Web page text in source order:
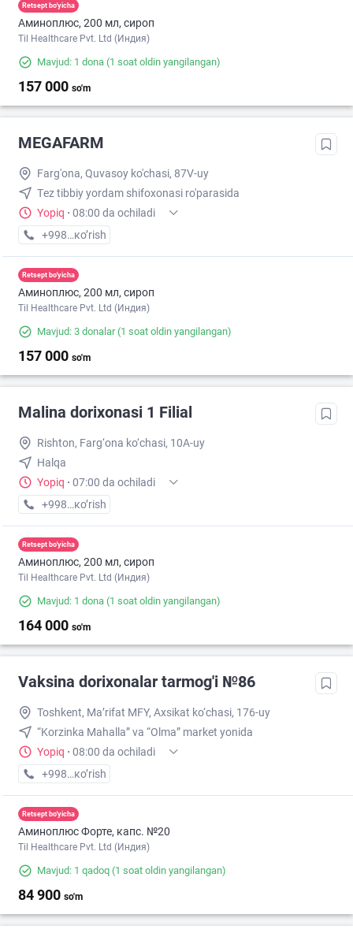
Retsept bo'yicha
Аминоплюс, 200 мл, сироп
Til Healthcare Pvt. Ltd (Индия)
Mavjud: 1 dona (1 soat oldin yangilangan)
157 000 so'm
MEGAFARM
Farg'ona, Quvasoy ko'chasi, 87V-uy
Тez tibbiy yordam shifoxonasi ro'parasida
Yopiq · 08:00 da ochiladi
+998 (97) XXX-XX-XX
кo’rish
Retsept bo'yicha
Аминоплюс, 200 мл, сироп
Til Healthcare Pvt. Ltd (Индия)
Mavjud: 3 donalar(1 soat oldin yangilangan)
157 000 so'm
Malina dorixonasi 1 Filial
Rishton, Farg‘ona ko‘chasi, 10A-uy
Halqa
Yopiq · 07:00 da ochiladi
+998 (99) XXX-XX-XX
кo’rish
Retsept bo'yicha
Аминоплюс, 200 мл, сироп
Til Healthcare Pvt. Ltd (Индия)
Mavjud: 1 dona (1 soat oldin yangilangan)
164 000 so'm
Vaksina dorixonalar tarmog'i №86
Toshkent, Ma’rifat MFY, Axsikat ko‘chasi, 176-uy
“Korzinka Mahalla” va “Olma” market yonida
Yopiq · 08:00 da ochiladi
+998 (77) XXX-XX-XX
кo’rish
Retsept bo'yicha
Аминоплюс Форте, капс. №20
Til Healthcare Pvt. Ltd (Индия)
Mavjud: 1 qadoq (1 soat oldin yangilangan)
84 900 so'm